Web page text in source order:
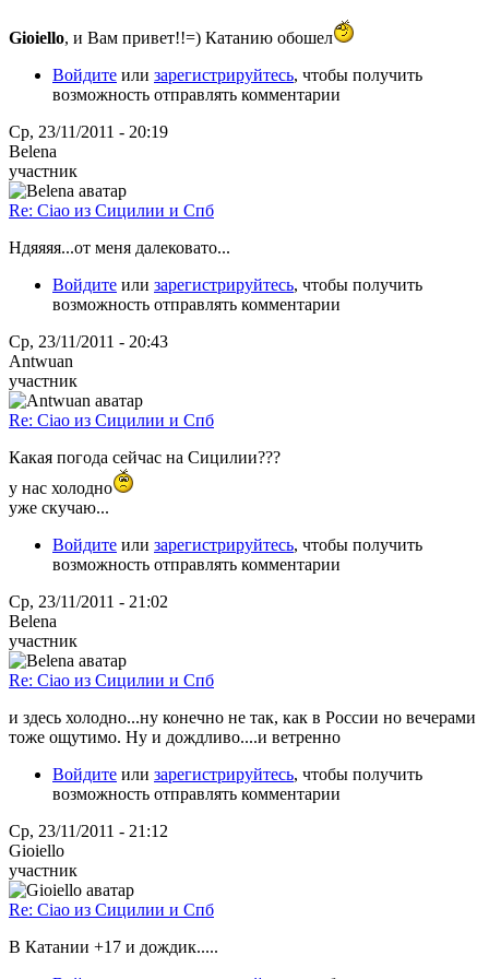
Gioiello, и Вам привет!!=) Катанию обошел
Войдите или зарегистрируйтесь, чтобы получить
возможность отправлять комментарии
Ср, 23/11/2011 - 20:19
Belena
участник
Re: Ciao из Сицилии и Спб
Ндяяяя...от меня далековато...
Войдите или зарегистрируйтесь, чтобы получить
возможность отправлять комментарии
Ср, 23/11/2011 - 20:43
Antwuan
участник
Re: Ciao из Сицилии и Спб
Какая погода сейчас на Сицилии???
у нас холодно
уже скучаю...
Войдите или зарегистрируйтесь, чтобы получить
возможность отправлять комментарии
Ср, 23/11/2011 - 21:02
Belena
участник
Re: Ciao из Сицилии и Спб
и здесь холодно...ну конечно не так, как в России но вечерами
тоже ощутимо. Ну и дождливо....и ветренно
Войдите или зарегистрируйтесь, чтобы получить
возможность отправлять комментарии
Ср, 23/11/2011 - 21:12
Gioiello
участник
Re: Ciao из Сицилии и Спб
В Катании +17 и дождик.....